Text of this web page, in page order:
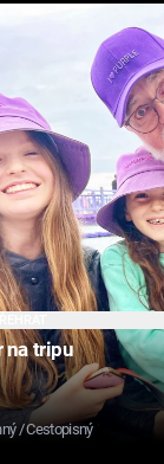
na tripu
/ Cestopisný